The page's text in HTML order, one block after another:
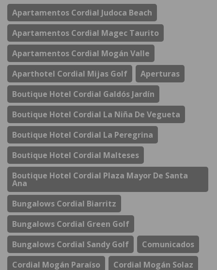
Apartamentos Cordial Judoca Beach
Apartamentos Cordial Magec Taurito
Apartamentos Cordial Mogán Valle
Aparthotel Cordial Mijas Golf
Aperturas
Boutique Hotel Cordial Galdós Jardín
Boutique Hotel Cordial La Niña De Vegueta
Boutique Hotel Cordial La Peregrina
Boutique Hotel Cordial Malteses
Boutique Hotel Cordial Plaza Mayor De Santa
Ana
Bungalows Cordial Biarritz
Bungalows Cordial Green Golf
Bungalows Cordial Sandy Golf
Comunicados
Cordial Mogán Paraíso
Cordial Mogán Solaz